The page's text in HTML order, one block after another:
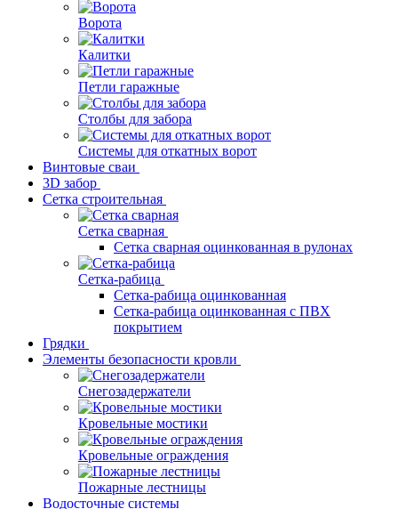
Ворота
Калитки
Петли гаражные
Столбы для забора
Системы для откатных ворот
Винтовые сваи
3D забор
Сетка строительная
Сетка сварная
Сетка сварная оцинкованная в рулонах
Сетка-рабица
Сетка-рабица оцинкованная
Сетка-рабица оцинкованная с ПВХ
покрытием
Грядки
Элементы безопасности кровли
Снегозадержатели
Кровельные мостики
Кровельные ограждения
Пожарные лестницы
Водосточные системы